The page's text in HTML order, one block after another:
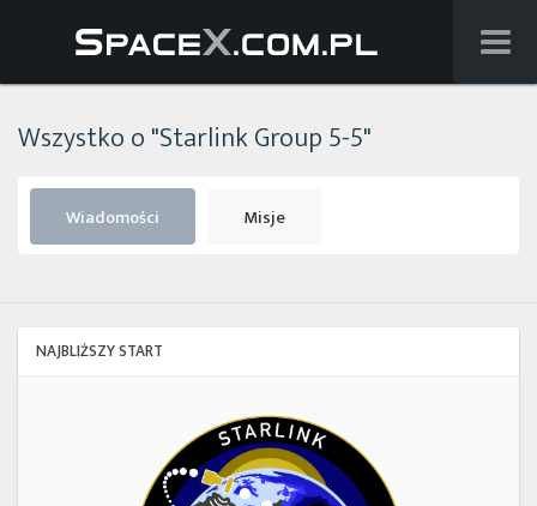
Starlink
Facebook
Wszystko o "Starlink Group 5-5"
Wiadomości Misje
NAJBLIŻSZY START